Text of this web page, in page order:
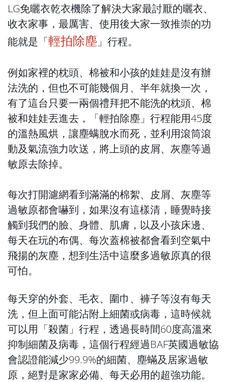
LG免曬衣乾衣機除了解決大家最討厭的曬衣、
收衣家事，最厲害、使用後大家一致推崇的功
能就是「輕拍除塵 」行程。
例如家裡的枕頭、棉被和小孩的娃娃是沒有辦
法洗的，但也不可能幾個月、半年就換一次，
有了這台只要一兩個禮拜把不能洗的枕頭、棉
被和娃娃丟進去，「輕拍除塵」行程能用45度
的溫熱風烘，讓塵螨脫水而死，並利用滾筒滾
動及氣流強力吹送，將上頭的皮屑、灰塵等過
敏原去除掉。
每次打開濾網看到滿滿的棉絮、皮屑、灰塵等
過敏原都會嚇到，如果沒有這樣清，睡覺時接
觸到我們的臉、身體、肌膚，以及小孩床邊、
每天在玩的布偶、每次蓋棉被都會看到空氣中
飛揚的灰塵，想到生活中這麼多過敏原真的很
可怕。
每天穿的外套、毛衣、圍巾、褲子等沒有每天
洗，但上面可能沾附上細菌或病毒，這時候就
可以用「殺菌」行程，透過長時間60度高溫來
抑制細菌及病毒，這個行程經過BAF英國過敏協
會認證能減少99.9%的細菌、塵蟎及居家過敏
原，絕對是家家必備、每天必用的超強功能。